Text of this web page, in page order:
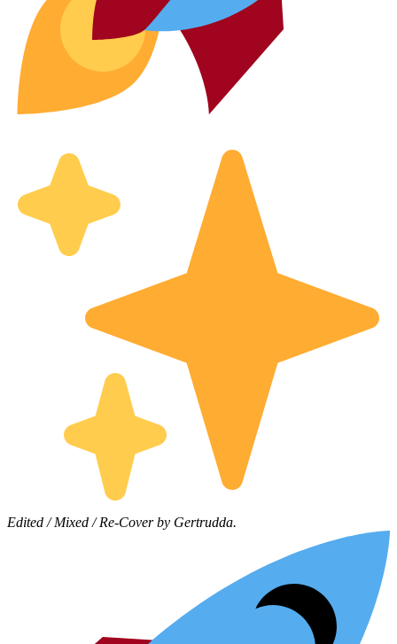
Edited / Mixed / Re-Cover by Gertrudda.